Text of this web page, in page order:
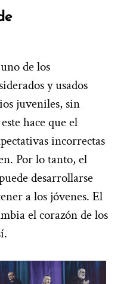
de los
y usados
juveniles, sin
hace que el
incorrectas
Por lo tanto, el
desarrollarse
a los jóvenes. El
el corazón de los